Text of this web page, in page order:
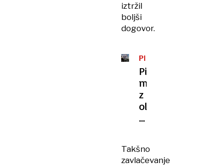
iztržil
boljši
dogovor.
PERZIJSKI
ZALIV
Piljenje
memoranduma
z
oljčno
vejico
Takšno
zavlačevanje